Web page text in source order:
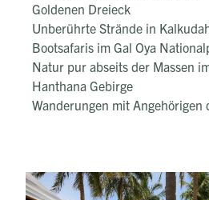
Goldenen Dreieck
Unberührte Strände in
Bootsafaris im Gal Oya
Natur pur abseits der Massen
Hanthana Gebirge
Wanderungen mit Angehörigen